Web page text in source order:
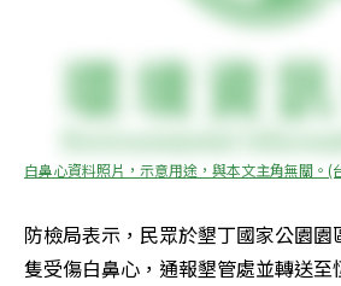
白鼻心資料照片，示意用途，與本文主角無關。(
防檢局表示，民眾於墾丁國家公園園
隻受傷白鼻心，通報墾管處並轉送至